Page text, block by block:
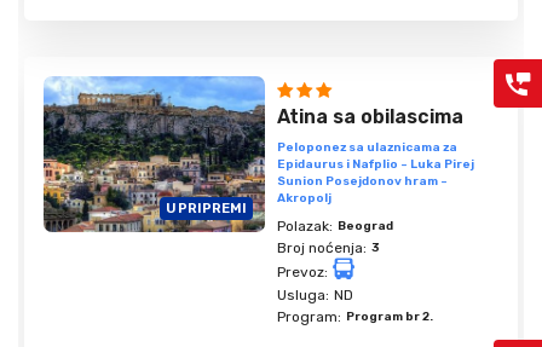
U PRIPREMI
Atina sa obilascima
Peloponez sa ulaznicama za
Epidaurus i Nafplio - Luka Pirej
Sunion Posejdonov hram -
Akropolj
Polazak: Beograd
Broj noćenja: 3
Prevoz:
Usluga: ND
Program: Program br 2.